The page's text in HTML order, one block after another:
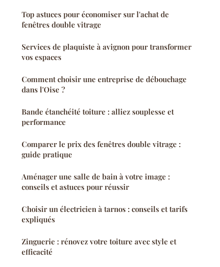
Top astuces pour économiser sur l'achat de
fenêtres double vitrage
Services de plaquiste à avignon pour transformer
vos espaces
Comment choisir une entreprise de débouchage
dans l'Oise ?
Bande étanchéité toiture : alliez souplesse et
performance
Comparer le prix des fenêtres double vitrage :
guide pratique
Aménager une salle de bain à votre image :
conseils et astuces pour réussir
Choisir un électricien à tarnos : conseils et tarifs
expliqués
Zinguerie : rénovez votre toiture avec style et
efficacité